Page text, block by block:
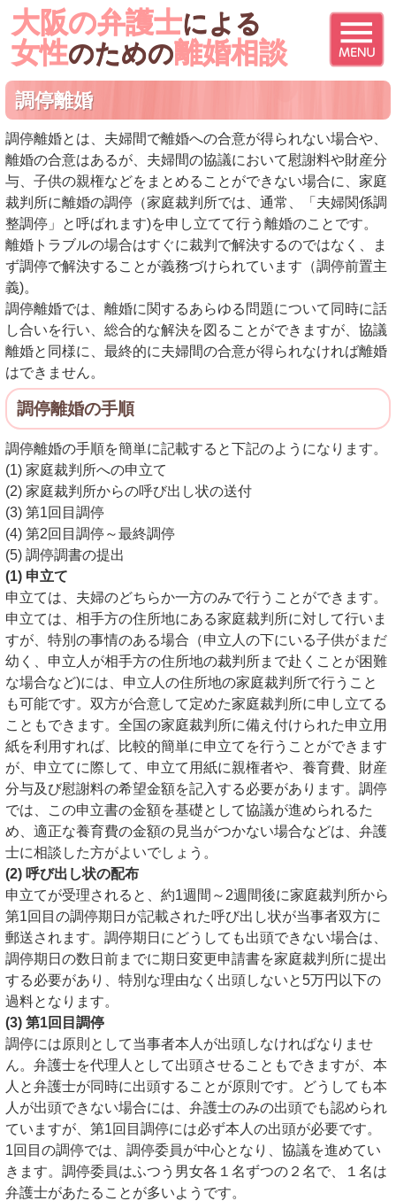
大阪の弁護士による
女性のための離婚相談
調停離婚
調停離婚とは、夫婦間で離婚への合意が得られない場合や、
離婚の合意はあるが、夫婦間の協議において慰謝料や財産分
与、子供の親権などをまとめることができない場合に、家庭
裁判所に離婚の調停（家庭裁判所では、通常、「夫婦関係調
整調停」と呼ばれます)を申し立てて行う離婚のことです。
離婚トラブルの場合はすぐに裁判で解決するのではなく、ま
ず調停で解決することが義務づけられています（調停前置主
義)。
調停離婚では、離婚に関するあらゆる問題について同時に話
し合いを行い、総合的な解決を図ることができますが、協議
離婚と同様に、最終的に夫婦間の合意が得られなければ離婚
はできません。
調停離婚の手順
調停離婚の手順を簡単に記載すると下記のようになります。
(1) 家庭裁判所への申立て
(2) 家庭裁判所からの呼び出し状の送付
(3) 第1回目調停
(4) 第2回目調停～最終調停
(5) 調停調書の提出
(1) 申立て
申立ては、夫婦のどちらか一方のみで行うことができます。
申立ては、相手方の住所地にある家庭裁判所に対して行いま
すが、特別の事情のある場合（申立人の下にいる子供がまだ
幼く、申立人が相手方の住所地の裁判所まで赴くことが困難
な場合など)には、申立人の住所地の家庭裁判所で行うこと
も可能です。双方が合意して定めた家庭裁判所に申し立てる
こともできます。全国の家庭裁判所に備え付けられた申立用
紙を利用すれば、比較的簡単に申立てを行うことができます
が、申立てに際して、申立て用紙に親権者や、養育費、財産
分与及び慰謝料の希望金額を記入する必要があります。調停
では、この申立書の金額を基礎として協議が進められるた
め、適正な養育費の金額の見当がつかない場合などは、弁護
士に相談した方がよいでしょう。
(2) 呼び出し状の配布
申立てが受理されると、約1週間～2週間後に家庭裁判所から
第1回目の調停期日が記載された呼び出し状が当事者双方に
郵送されます。調停期日にどうしても出頭できない場合は、
調停期日の数日前までに期日変更申請書を家庭裁判所に提出
する必要があり、特別な理由なく出頭しないと5万円以下の
過料となります。
(3) 第1回目調停
調停には原則として当事者本人が出頭しなければなりませ
ん。弁護士を代理人として出頭させることもできますが、本
人と弁護士が同時に出頭することが原則です。どうしても本
人が出頭できない場合には、弁護士のみの出頭でも認められ
ていますが、第1回目調停には必ず本人の出頭が必要です。
1回目の調停では、調停委員が中心となり、協議を進めてい
きます。調停委員はふつう男女各１名ずつの２名で、１名は
弁護士があたることが多いようです。